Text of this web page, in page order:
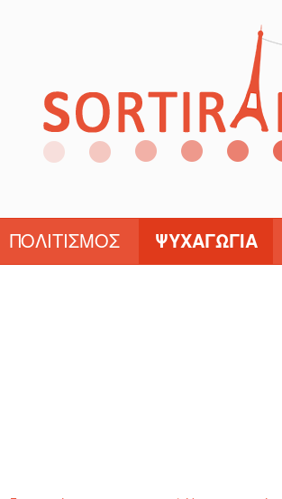
ΠΟΛΙΤΙΣΜΌΣ ΨΥΧΑΓΩΓΊΑ